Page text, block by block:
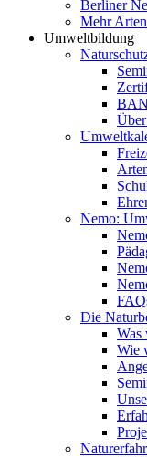
Berliner
Mehr
Umweltbildung
Nemo:
Die
Was
Wie